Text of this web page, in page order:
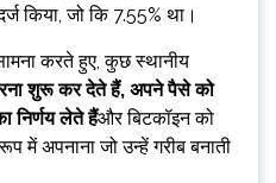
किया, जो कि 7.55% था।
करते हुए, कुछ स्थानीय
शुरू कर देते हैं, अपने पैसे को
निर्णय लेते हैंऔर बिटकॉइन को
अपनाना जो उन्हें गरीब बनाती